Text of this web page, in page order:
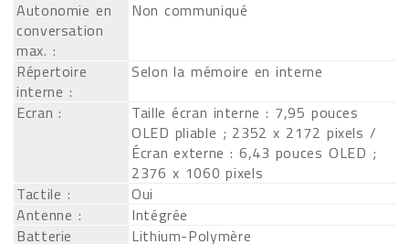
Autonomie en
conversation
max. :
Non communiqué
Répertoire
interne :
Selon la mémoire en interne
Ecran :
Taille écran interne : 7,95 pouces
OLED pliable ; 2352 x 2172 pixels /
Écran externe : 6,43 pouces OLED ;
2376 x 1060 pixels
Tactile :
Oui
Antenne :
Intégrée
Batterie
Lithium-Polymère